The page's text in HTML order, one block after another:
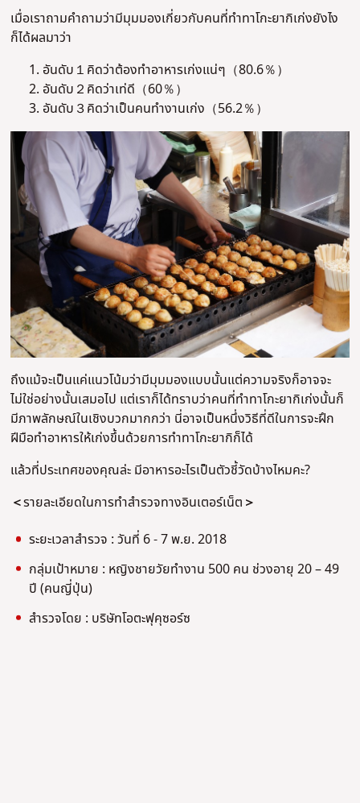
เมื่อเราถามคำถามว่ามีมุมมองเกี่ยวกับคนที่ทำทาโกะยากิเก่งยังไง
ก็ได้ผลมาว่า
อันดับ１คิดว่าต้องทำอาหารเก่งแน่ๆ（80.6％）
อันดับ２คิดว่าเท่ดี（60％）
อันดับ３คิดว่าเป็นคนทำงานเก่ง（56.2％）
ถึงแม้จะเป็นแค่แนวโน้มว่ามีมุมมองแบบนั้นแต่ความจริงก็อาจจะ
ไม่ใช่อย่างนั้นเสมอไป แต่เราก็ได้ทราบว่าคนที่ทำทาโกะยากิเก่งนั้นก็
มีภาพลักษณ์ในเชิงบวกมากกว่า นี่อาจเป็นหนึ่งวิธีที่ดีในการจะฝึก
ฝีมือทำอาหารให้เก่งขึ้นด้วยการทำทาโกะยากิก็ได้
แล้วที่ประเทศของคุณล่ะ มีอาหารอะไรเป็นตัวชี้วัดบ้างไหมคะ?
＜รายละเอียดในการทำสำรวจทางอินเตอร์เน็ต ＞
ระยะเวลาสำรวจ : วันที่ 6 - 7 พ.ย. 2018
กลุ่มเป้าหมาย : หญิงชายวัยทำงาน 500 คน ช่วงอายุ 20 – 49
ปี (คนญี่ปุ่น)
สำรวจโดย : บริษัทโอตะฟุคุซอร์ซ